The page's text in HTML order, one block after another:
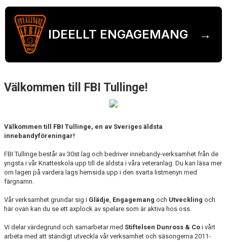
ÖVERGÅNGSANSVARIG OCH ÖVERGÅNGSPOLICY
PLAY IT FORWARD
FBI TULLINGE HALL OF FAME
IDEELLT ENGAGEMANG →
Välkommen till FBI Tullinge!
Välkommen till FBI Tullinge, en av Sveriges äldsta
innebandyföreningar!
FBI Tullinge består av 30st lag och bedriver innebandy-verksamhet från de
yngsta i vår Knatteskola upp till de äldsta i våra veteranlag. Du kan läsa mer
om lagen på vardera lags hemsida upp i den svarta listmenyn med
färgnamn.
Vår verksamhet grundar sig i Glädje, Engagemang och Utveckling och
här ovan kan du se ett axplock av spelare som är aktiva hos oss.
Vi delar värdegrund och samarbetar med Stiftelsen Dunross & Co i vårt
arbeta med att ständigt utveckla vår verksamhet och säsongerna 2011-